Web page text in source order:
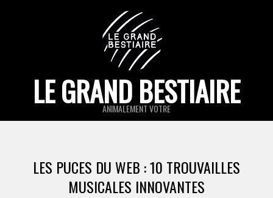
LE GRAND BESTIAIRE
ANIMALEMENT VOTRE
LES PUCES DU WEB : 10 TROUVAILLES
MUSICALES INNOVANTES